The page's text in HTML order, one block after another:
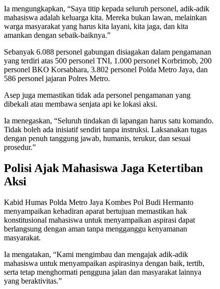
Ia mengungkapkan, “Saya titip kepada seluruh personel, adik-adik
mahasiswa adalah keluarga kita. Mereka bukan lawan, melainkan
warga masyarakat yang harus kita layani, kita jaga, dan kita
amankan dengan sebaik-baiknya.”
Sebanyak 6.088 personel gabungan disiagakan dalam pengamanan
yang terdiri atas 500 personel TNI, 1.000 personel Korbrimob, 200
personel BKO Korsabhara, 3.802 personel Polda Metro Jaya, dan
586 personel jajaran Polres Metro.
Asep juga memastikan tidak ada personel pengamanan yang
dibekali atau membawa senjata api ke lokasi aksi.
Ia menegaskan, “Seluruh tindakan di lapangan harus satu komando.
Tidak boleh ada inisiatif sendiri tanpa instruksi. Laksanakan tugas
dengan penuh tanggung jawab, humanis, terukur, dan sesuai
prosedur.”
Polisi Ajak Mahasiswa Jaga Ketertiban
Aksi
Kabid Humas Polda Metro Jaya Kombes Pol Budi Hermanto
menyampaikan kehadiran aparat bertujuan memastikan hak
konstitusional mahasiswa untuk menyampaikan aspirasi dapat
berlangsung dengan aman tanpa mengganggu kenyamanan
masyarakat.
Ia mengatakan, “Kami mengimbau dan mengajak adik-adik
mahasiswa untuk menyampaikan aspirasinya dengan baik, tertib,
serta tetap menghormati pengguna jalan dan masyarakat lainnya
yang beraktivitas.”